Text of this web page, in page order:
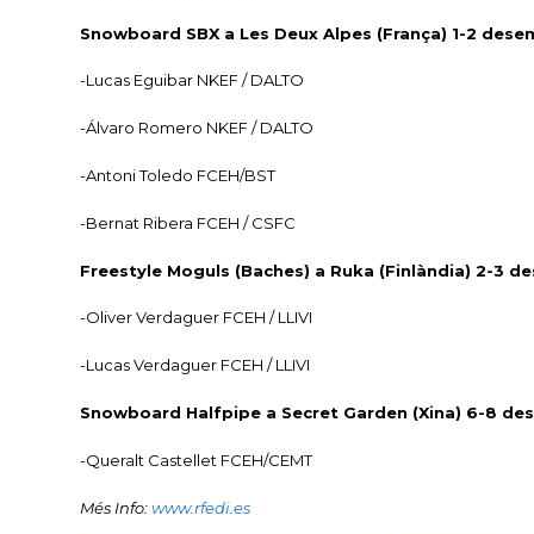
Snowboard SBX a Les Deux Alpes (França) 1-2
-Lucas Eguibar NKEF / DALTO
-Álvaro Romero NKEF / DALTO
-Antoni Toledo FCEH/BST
-Bernat Ribera FCEH / CSFC
Freestyle Moguls (Baches) a Ruka (Finlàndia) 2-3
-Oliver Verdaguer FCEH / LLIVI
-Lucas Verdaguer FCEH / LLIVI
Snowboard Halfpipe a Secret Garden (Xina) 6-8
-Queralt Castellet FCEH/CEMT
Més Info:www.rfedi.es